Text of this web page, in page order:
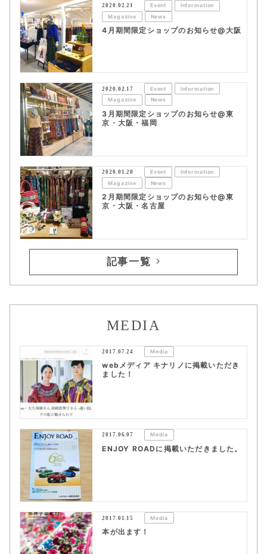
2020.02.21 Event
Information
Magazine
News
4月期間限定ショップのお知らせ@大阪
2020.02.17 Event
Information
Magazine
News
3月期間限定ショップのお知らせ@東
京・大阪・福岡
2020.01.20 Event
Information
Magazine
News
2月期間限定ショップのお知らせ@東
京・大阪・名古屋
記事一覧
MEDIA
2017.07.24 Media
webメディア キナリノに掲載いただき
ました！
2017.06.07 Media
ENJOY ROADに掲載いただきました。
2017.01.15 Media
本が出ます！